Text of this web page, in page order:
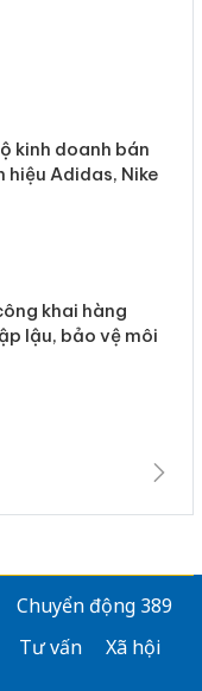
kinh doanh bán
hiệu Adidas, Nike
khai hàng
lậu, bảo vệ môi
Chuyển động 389
Tư vấn
Xã hội